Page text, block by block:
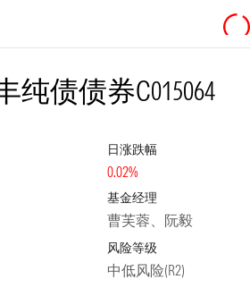
纯债债券C015064
日涨跌幅
0.02%
基金经理
曹芙蓉、阮毅
风险等级
中低风险(R2)